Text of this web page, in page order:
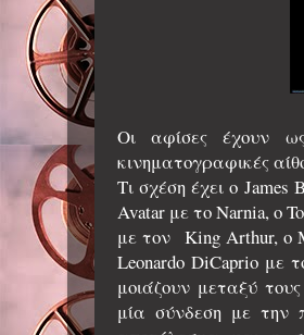
Οι αφίσες έχουν
κινηματογραφικές
Τι σχέση έχει ο
Avatar με το Narnia, ο
με τον King Arthur, ο
Leonardo DiCaprio με
μοιάζουν μεταξύ
μία σύνδεση με την